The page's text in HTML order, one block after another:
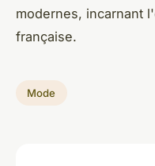
modernes, incarnant
française.
Mode